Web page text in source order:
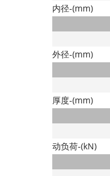
内径-(mm)
外径-(mm)
厚度-(mm)
动负荷-(kN)